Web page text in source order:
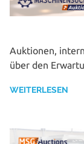
Auktionen,
über den
WEITERLESEN